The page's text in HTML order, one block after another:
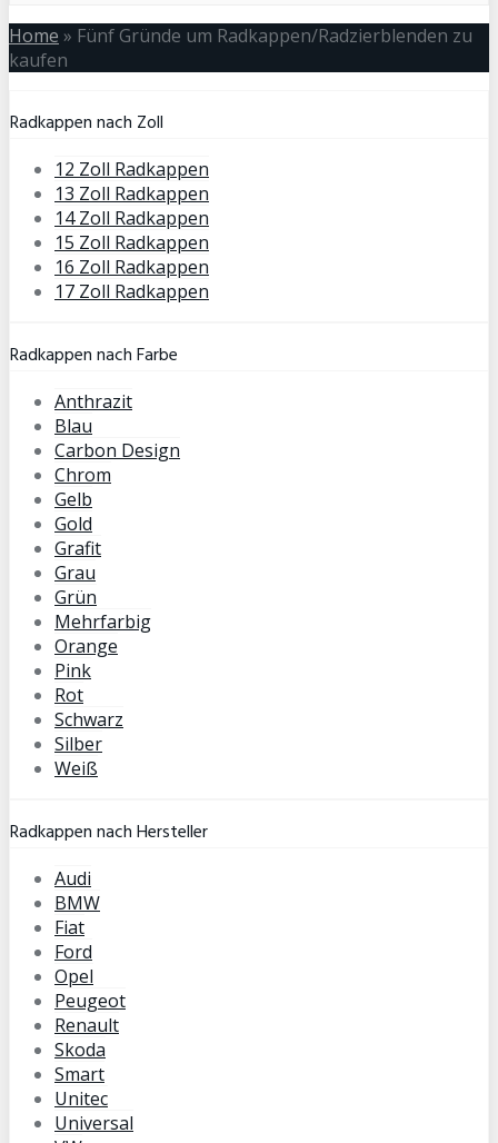
Home » Fünf Gründe um Radkappen/Radzierblenden zu
kaufen
Radkappen nach Zoll
12 Zoll Radkappen
13 Zoll Radkappen
14 Zoll Radkappen
15 Zoll Radkappen
16 Zoll Radkappen
17 Zoll Radkappen
Radkappen nach Farbe
Anthrazit
Blau
Carbon Design
Chrom
Gelb
Gold
Grafit
Grau
Grün
Mehrfarbig
Orange
Pink
Rot
Schwarz
Silber
Weiß
Radkappen nach Hersteller
Audi
BMW
Fiat
Ford
Opel
Peugeot
Renault
Skoda
Smart
Unitec
Universal